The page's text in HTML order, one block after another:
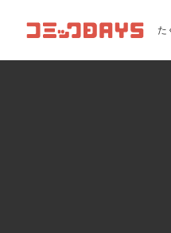
コミックDAYS た